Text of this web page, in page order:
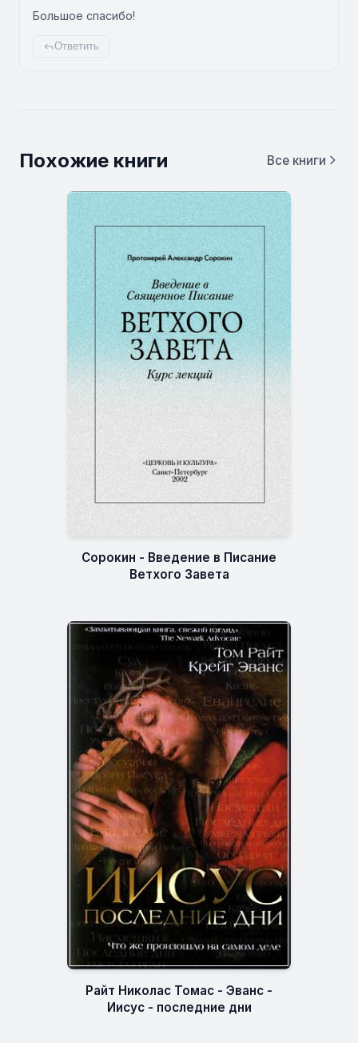
Большое спасибо!
Ответить
Похожие книги Все книги
Сорокин - Введение в Писание
Ветхого Завета
Райт Николас Томас - Эванс -
Иисус - последние дни